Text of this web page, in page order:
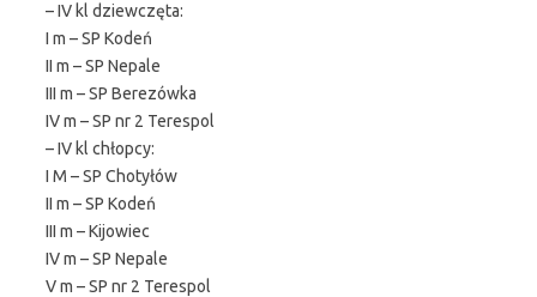
– IV kl dziewczęta:
I m – SP Kodeń
II m – SP Nepale
III m – SP Berezówka
IV m – SP nr 2 Terespol
– IV kl chłopcy:
I M – SP Chotyłów
II m – SP Kodeń
III m – Kijowiec
IV m – SP Nepale
V m – SP nr 2 Terespol